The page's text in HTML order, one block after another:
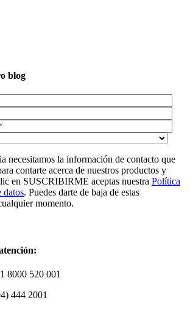
blog
necesitamos la información de contacto que
contarte acerca de nuestros productos y
en SUSCRIBIRME aceptas nuestra Política
datos. Puedes darte de baja de estas
momento.
8000 520 001
444 2001